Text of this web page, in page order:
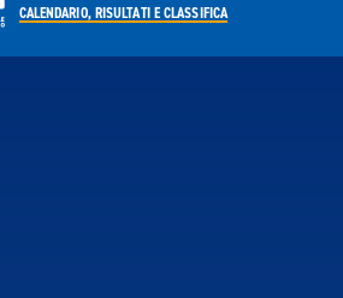
CALENDARIO,RISULTATI E CLASSIFICA